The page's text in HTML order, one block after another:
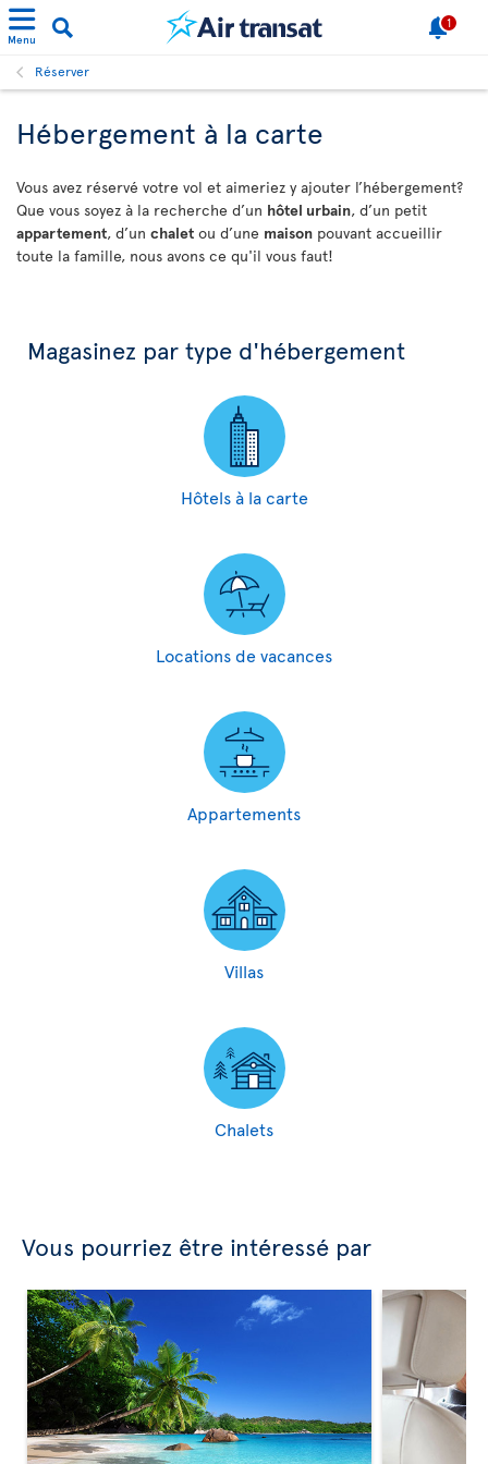
Menu
1
Réserver
Hébergement à la carte
Vous avez réservé votre vol et aimeriez y ajouter l’hébergement?
Que vous soyez à la recherche d’un hôtel urbain, d’un petit
appartement, d’un chalet ou d’une maison pouvant accueillir
toute la famille, nous avons ce qu'il vous faut!
Magasinez par type d'hébergement
Hôtels à la carte
Locations de vacances
Appartements
Villas
Chalets
Vous pourriez être intéressé par